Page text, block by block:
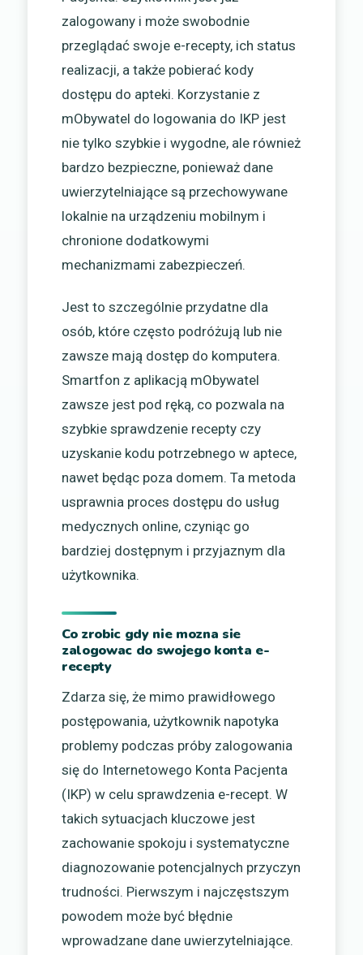
zalogowany i może swobodnie
przeglądać swoje e-recepty, ich status
realizacji, a także pobierać kody
dostępu do apteki. Korzystanie z
mObywatel do logowania do IKP jest
nie tylko szybkie i wygodne, ale również
bardzo bezpieczne, ponieważ dane
uwierzytelniające są przechowywane
lokalnie na urządzeniu mobilnym i
chronione dodatkowymi
mechanizmami zabezpieczeń.
Jest to szczególnie przydatne dla
osób, które często podróżują lub nie
zawsze mają dostęp do komputera.
Smartfon z aplikacją mObywatel
zawsze jest pod ręką, co pozwala na
szybkie sprawdzenie recepty czy
uzyskanie kodu potrzebnego w aptece,
nawet będąc poza domem. Ta metoda
usprawnia proces dostępu do usług
medycznych online, czyniąc go
bardziej dostępnym i przyjaznym dla
użytkownika.
Co zrobic gdy nie mozna sie
zalogowac do swojego konta e-
recepty
Zdarza się, że mimo prawidłowego
postępowania, użytkownik napotyka
problemy podczas próby zalogowania
się do Internetowego Konta Pacjenta
(IKP) w celu sprawdzenia e-recept. W
takich sytuacjach kluczowe jest
zachowanie spokoju i systematyczne
diagnozowanie potencjalnych przyczyn
trudności. Pierwszym i najczęstszym
powodem może być błędnie
wprowadzane dane uwierzytelniające.